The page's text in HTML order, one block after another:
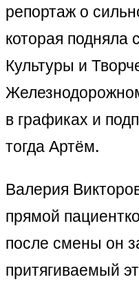
репортаж о
которая подняла
Культуры и
в графиках и
тогда Артём.
Валерия
прямой
после смены он
притягиваемый